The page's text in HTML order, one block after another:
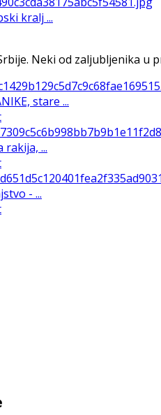
kralj ...
Neki od zaljubljenika u
stare ...
rakija, ...
- ...